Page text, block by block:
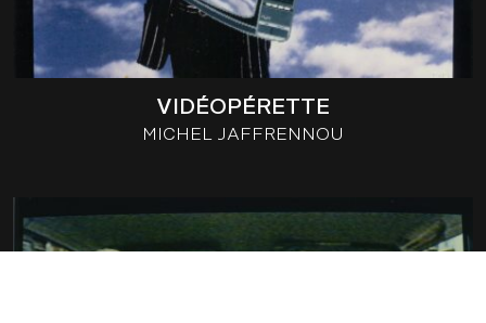
VIDÉOPÉRETTE
MICHEL JAFFRENNOU